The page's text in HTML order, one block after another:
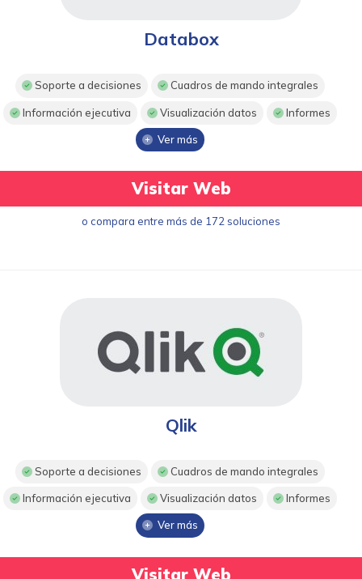
Databox
Soporte a decisiones Cuadros de mando integrales
Información ejecutiva Visualización datos Informes
Ver más
Visitar Web
o compara entre más de 172 soluciones
Qlik
Soporte a decisiones Cuadros de mando integrales
Información ejecutiva Visualización datos Informes
Ver más
Visitar Web